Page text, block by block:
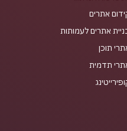
אתרים
אתרים לעמותות
תוכן
תדמית